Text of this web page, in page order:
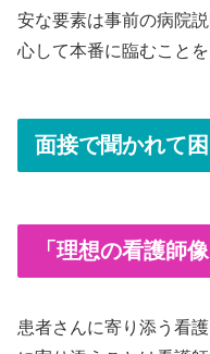
安な要素は事前の病院
心して本番に臨むことを
面接で聞かれて
「理想の看護師像
患者さんに寄り添う看